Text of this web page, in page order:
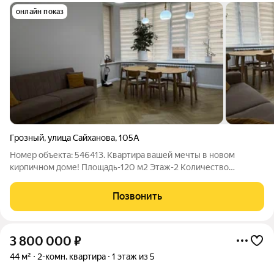
онлайн показ
Грозный,улица Сайханова,105А
Номер объекта: 546413. Квартира вашей мечты в новом
кирпичном доме! Площадь-120 м2 Этаж-2 Количество
мебель и техника остаются новым хозяевам Кирпичный дом
Позвонить
3 800 000 ₽
44 м² 2-комн. квартира 1 этаж из 5